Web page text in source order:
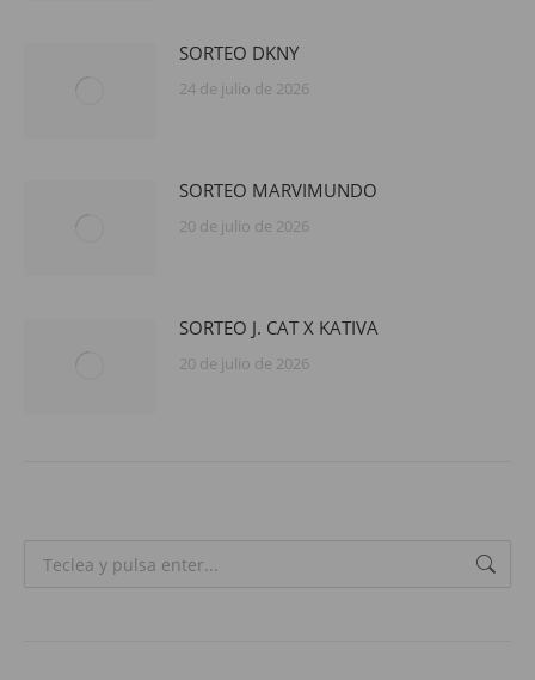
SORTEO DKNY
24 de julio de 2026
SORTEO MARVIMUNDO
20 de julio de 2026
SORTEO J. CAT X KATIVA
20 de julio de 2026
Search: